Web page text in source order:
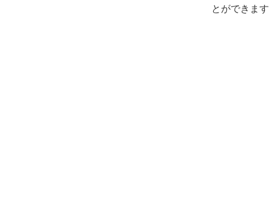
とができま